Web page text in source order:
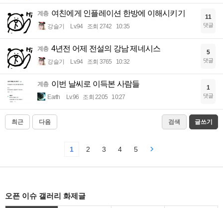
계층 여친에게 인플레이션 한방에 이해시키기
강슬기 Lv.94 조회 2742 10:35
11
댓글
계층 4년전 어제 전설의 강남 제네시스
강슬기 Lv.94 조회 3765 10:32
5
댓글
계층 이번 날씨로 이득본 사람들
Earth Lv.96 조회 2205 10:27
1
댓글
최근 다음 검색 글쓰기
1 2 3 4 5
오픈 이슈 갤러리 화제글